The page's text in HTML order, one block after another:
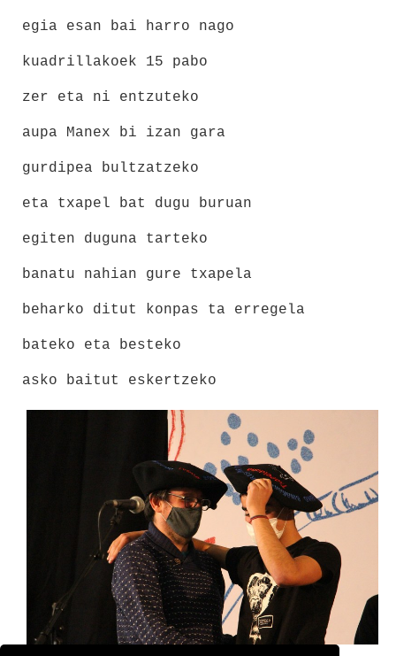
egia esan bai harro nago
kuadrillakoek 15 pabo
zer eta ni entzuteko
aupa Manex bi izan gara
gurdipea bultzatzeko
eta txapel bat dugu buruan
egiten duguna tarteko
banatu nahian gure txapela
beharko ditut konpas ta erregela
bateko eta besteko
asko baitut eskertzeko